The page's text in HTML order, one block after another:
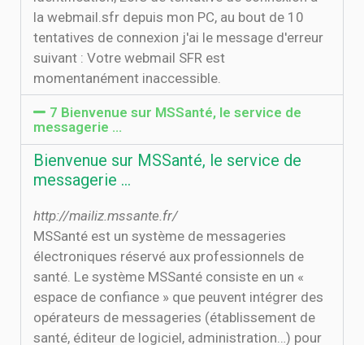
la webmail.sfr depuis mon PC, au bout de 10
tentatives de connexion j'ai le message d'erreur
suivant : Votre webmail SFR est
momentanément inaccessible.
7 Bienvenue sur MSSanté, le service de
messagerie …
Bienvenue sur MSSanté, le service de
messagerie …
http://mailiz.mssante.fr/
MSSanté est un système de messageries
électroniques réservé aux professionnels de
santé. Le système MSSanté consiste en un «
espace de confiance » que peuvent intégrer des
opérateurs de messageries (établissement de
santé, éditeur de logiciel, administration…) pour